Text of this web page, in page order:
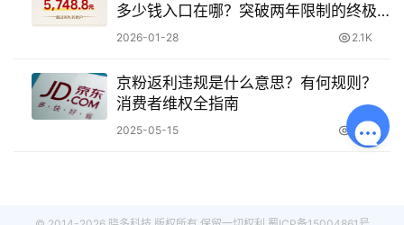
多少钱入口在哪？突破两年限制的终极
方法，分步导出与官方调档教程！
2026-01-28 2.1K
京粉返利违规是什么意思？有何规则？
消费者维权全指南
2025-05-15 1.8K